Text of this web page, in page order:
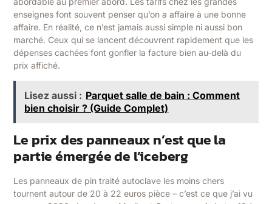
enseignes font souvent penser qu’on a affaire à une bonne
affaire. En réalité, ce n’est jamais aussi simple ni aussi bon
marché. Ceux qui se lancent découvrent rapidement que les
dépenses cachées font gonfler la facture bien au-delà du
prix affiché.
Lisez aussi : Parquet salle de bain : Comment
bien choisir ? (Guide Complet)
Le prix des panneaux n’est que la
partie émergée de l’iceberg
Les panneaux de pin traité autoclave les moins chers
tournent autour de 20 à 22 euros pièce – c’est ce que j’ai vu